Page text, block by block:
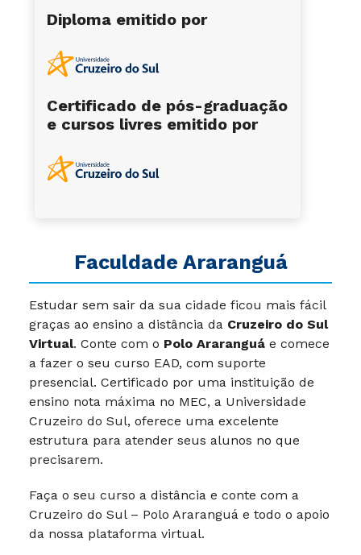
Faculdade Araranguá
Estudar sem sair da sua cidade ficou mais fácil
graças ao ensino a distância da Cruzeiro do Sul
Virtual. Conte com o Polo Araranguá e comece
a fazer o seu curso EAD, com suporte
presencial. Certificado por uma instituição de
ensino nota máxima no MEC, a Universidade
Cruzeiro do Sul, oferece uma excelente
estrutura para atender seus alunos no que
precisarem.
Faça o seu curso a distância e conte com a
Cruzeiro do Sul – Polo Araranguá e todo o apoio
da nossa plataforma virtual.
Diploma emitido por
Certificado de pós-graduação
e cursos livres emitido por